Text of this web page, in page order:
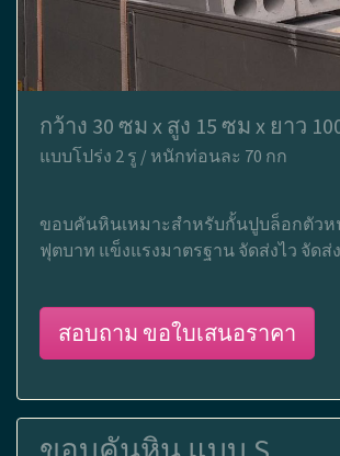
กว้าง 30 ซม x สูง 15 ซม x ยาว
แบบโปร่ง 2 รู / หนักท่อนละ 70 กก
ขอบคันหินเหมาะสำหรับกั้นปูบล็อกตัว
ฟุตบาท แข็งแรงมาตรฐาน จัดส่งไว จัดส่
สอบถาม ขอใบเสนอราคา